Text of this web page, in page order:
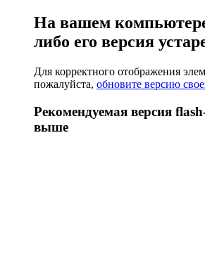
На вашем
либо его версия
Для корректного отображения
пожалуйста, обновите версию
Рекомендуемая версия
выше